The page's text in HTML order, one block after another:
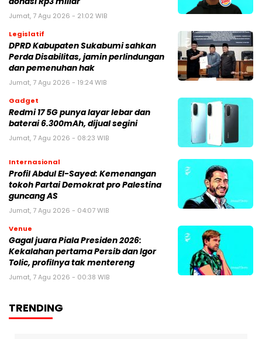
Jumat, 7 Agu 2026 - 21:02 WIB
Legislatif
DPRD Kabupaten Sukabumi sahkan
Perda Disabilitas, jamin perlindungan
dan pemenuhan hak
Jumat, 7 Agu 2026 - 19:24 WIB
Gadget
Redmi 17 5G punya layar lebar dan
baterai 6.300mAh, dijual segini
Jumat, 7 Agu 2026 - 08:23 WIB
Internasional
Profil Abdul El-Sayed: Kemenangan
tokoh Partai Demokrat pro Palestina
guncang AS
Jumat, 7 Agu 2026 - 04:07 WIB
Venue
Gagal juara Piala Presiden 2026:
Kekalahan pertama Persib dan Igor
Tolic, profilnya tak mentereng
Jumat, 7 Agu 2026 - 00:38 WIB
TRENDING